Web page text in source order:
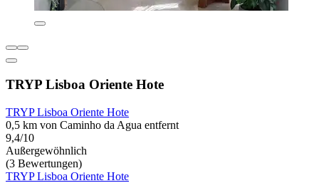
TRYP Lisboa Oriente Hote
TRYP Lisboa Oriente Hote
0,5 km von Caminho da Agua entfernt
9,4/10
Außergewöhnlich
(3 Bewertungen)
TRYP Lisboa Oriente Hote